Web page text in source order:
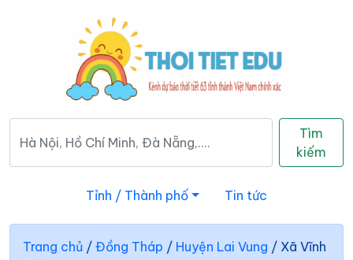
Tìm
kiếm
Tỉnh / Thành phố Tin tức
Trang chủ / Đồng Tháp / Huyện Lai Vung / Xã Vĩnh